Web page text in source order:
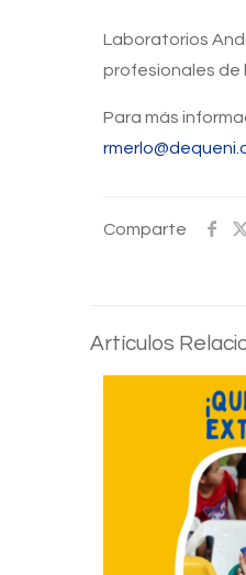
Laboratorios
profesionales de
Para más
Comparte
Artículos